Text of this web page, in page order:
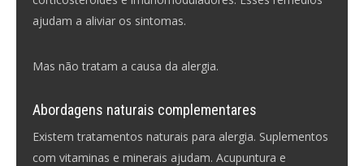
ajudam a aliviar os sintomas.
Mas não tratam a causa da alergia.
Abordagens naturais complementares
Existem tratamentos naturais para alergia. Suplementos
com vitaminas e minerais ajudam. Acupuntura e